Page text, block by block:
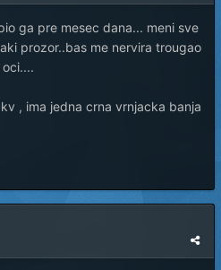
ga pre mesec dana... meni sve
prozor..bas me nervira trougao
, ima jedna crna vrnjacka banja